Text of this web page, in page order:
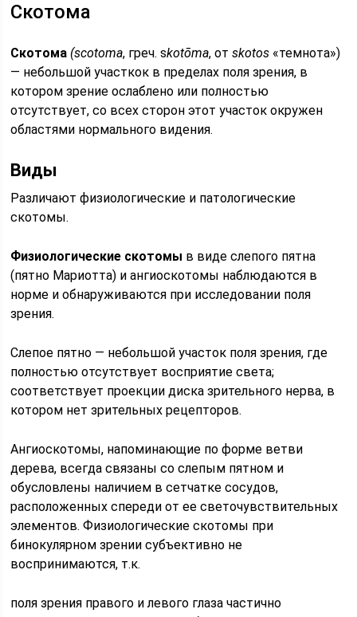
Скотома
Скотома (scotoma, греч. skotōma, отskotos «темнота»)
— небольшой участкок в пределах поля зрения, в
котором зрение ослаблено или полностью
отсутствует, со всех сторон этот участок окружен
областями нормального видения.
Виды
Различают физиологические и патологические
скотомы.
Физиологические скотомы в виде слепого пятна
(пятно Мариотта) и ангиоскотомы наблюдаются в
норме и обнаруживаются при исследовании поля
зрения.
Слепое пятно — небольшой участок поля зрения, где
полностью отсутствует восприятие света;
соответствует проекции диска зрительного нерва, в
котором нет зрительных рецепторов.
Ангиоскотомы, напоминающие по форме ветви
дерева, всегда связаны со слепым пятном и
обусловлены наличием в сетчатке сосудов,
расположенных спереди от ее светочувствительных
элементов. Физиологические скотомы при
бинокулярном зрении субъективно не
воспринимаются, т.к.
поля зрения правого и левого глаза частично